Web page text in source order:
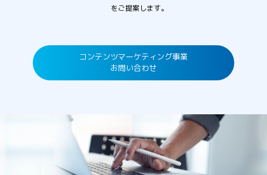
をご提案します。
コンテンツマーケティング事業
お問い合わせ